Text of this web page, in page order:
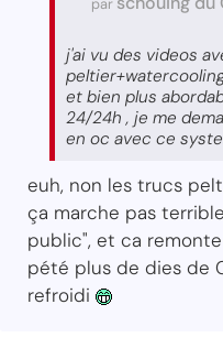
j'ai vu des videos
et bien plus
24/24h , je me
en oc avec ce
euh, non les trucs
ça marche pas
public", et ca
pété plus de dies de
refroidi